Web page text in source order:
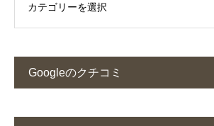
Googleのクチコミ